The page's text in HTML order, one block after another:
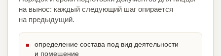
на вынос: каждый следующий шаг опирается
на предыдущий.
определение состава под вид деятельности
и помещение